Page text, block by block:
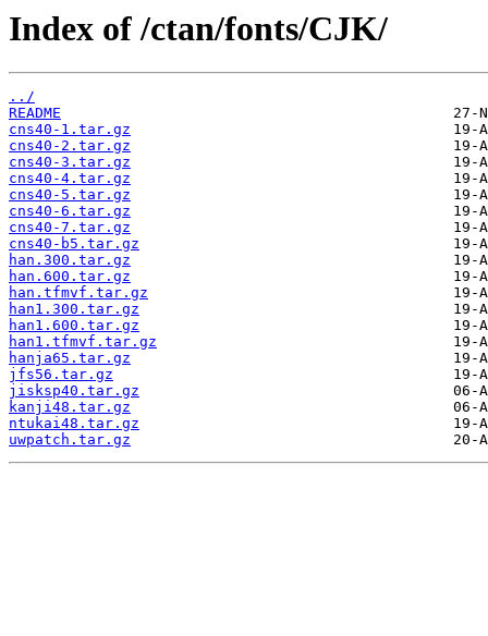
Index of /ctan/fonts/CJK/
../
README
cns40-1.tar.gz
cns40-2.tar.gz
cns40-3.tar.gz
cns40-4.tar.gz
cns40-5.tar.gz
cns40-6.tar.gz
cns40-7.tar.gz
cns40-b5.tar.gz
han.300.tar.gz
han.600.tar.gz
han.tfmvf.tar.gz
han1.300.tar.gz
han1.600.tar.gz
han1.tfmvf.tar.gz
hanja65.tar.gz
jfs56.tar.gz
jisksp40.tar.gz
kanji48.tar.gz
ntukai48.tar.gz
uwpatch.tar.gz